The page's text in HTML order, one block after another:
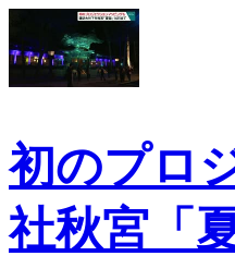
初のプロ
社秋宮「